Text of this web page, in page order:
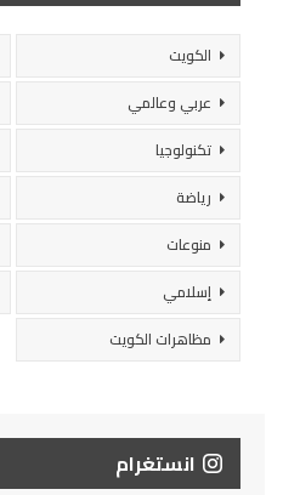
الكويت
عربي وعالمي
تكنولوجيا
رياضة
منوعات
إسلامي
مظاهرات الكويت
انستغرام